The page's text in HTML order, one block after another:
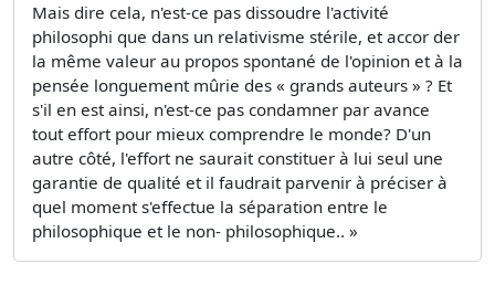
Mais dire cela, n'est-ce pas dissoudre l'activité
philosophi que dans un relativisme stérile, et accor­ der
la même valeur au propos spontané de l'opinion et à la
pensée longuement mûrie des « grands auteurs » ? Et
s'il en est ainsi, n'est-ce pas condamner par avance
tout effort pour mieux comprendre le monde? D'un
autre côté, l'effort ne saurait constituer à lui seul une
garantie de qualité et il faudrait parvenir à préciser à
quel moment s'effectue la séparation entre le
philosophique et le non- philosophique.. »